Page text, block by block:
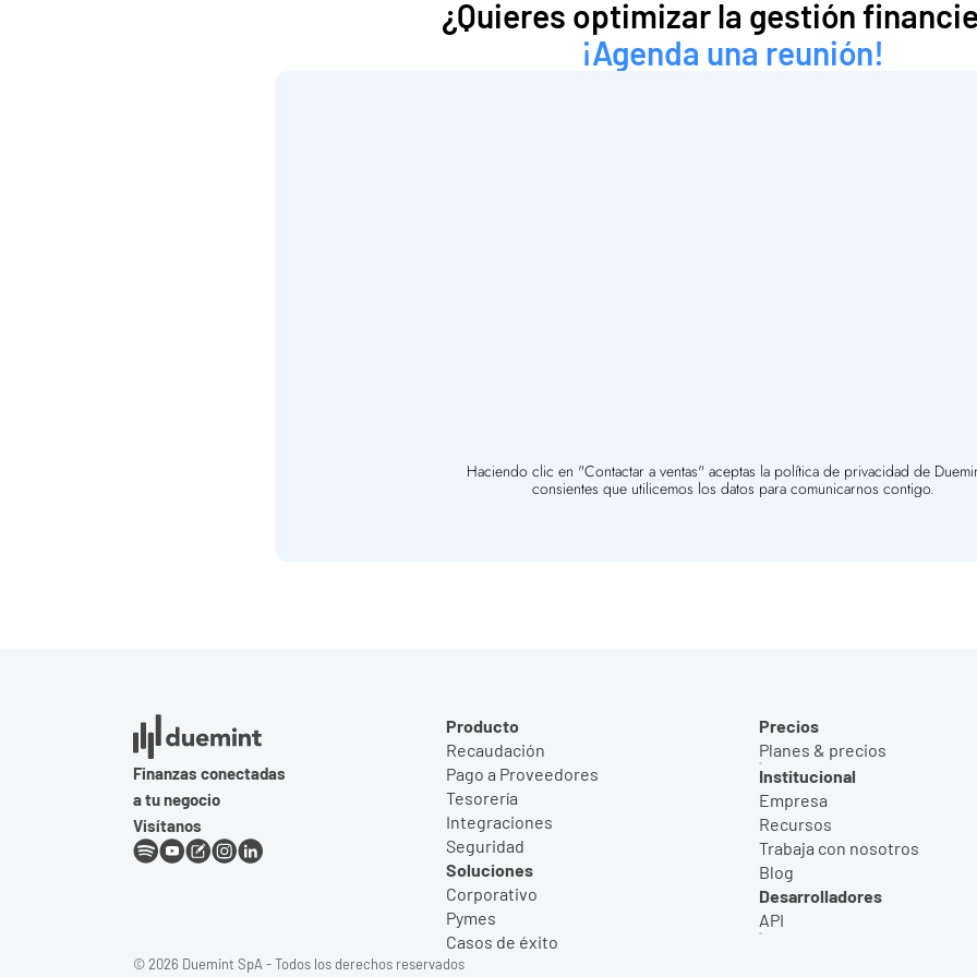
¿Quieres optimizar la gestión
¡Agenda una reunión!
Haciendo clic en "Contactar a ventas" aceptas la política de privacidad de
consientes que utilicemos los datos para comunicarnos contigo.
Finanzas conectadas
a tu negocio
Visítanos
Producto
Recaudación
Pago a Proveedores
Tesorería
Integraciones
Seguridad
Soluciones
Corporativo
Pymes
Casos de éxito
Precios
Planes & precios
Institucional
Empresa
Recursos
Trabaja con nosotros
Blog
Desarrolladores
API
© 2026 Duemint SpA - Todos los derechos reservados